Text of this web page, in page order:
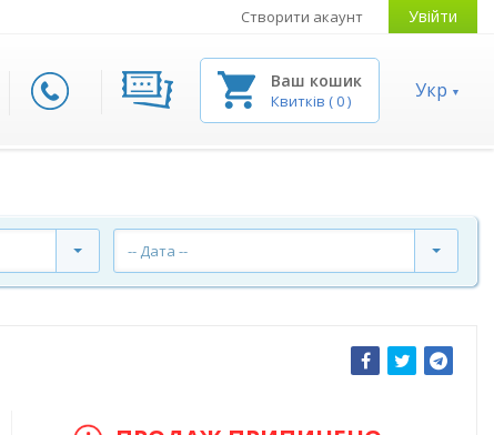
Створити акаунт Увійти
Ваш кошик
Квитків (0) Укр
-- Дата --